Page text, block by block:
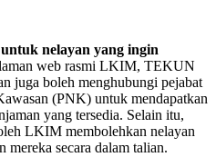
nelayan yang ingin
web rasmi LKIM, TEKUN
juga boleh menghubungi pejabat
(PNK) untuk mendapatkan
yang tersedia. Selain itu,
LKIM membolehkan nelayan
mereka secara dalam talian.